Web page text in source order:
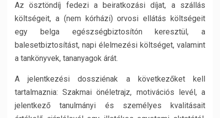
Az ösztöndíj fedezi a beiratkozási díjat, a szállás
költségeit, a (nem kórházi) orvosi ellátás költségeit
egy belga egészségbiztosítón keresztül, a
balesetbiztosítást, napi élelmezési költséget, valamint
a tankönyvek, tananyagok árát.
A jelentkezési dossziénak a következőket kell
tartalmaznia: Szakmai önéletrajz, motivációs levél, a
jelentkező tanulmányi és személyes kvalitásait